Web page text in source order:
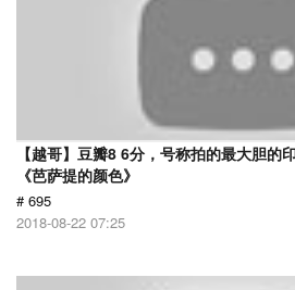
【越哥】豆瓣8 6分，号称拍的最大胆的
《芭萨提的颜色》
# 695
2018-08-22 07:25